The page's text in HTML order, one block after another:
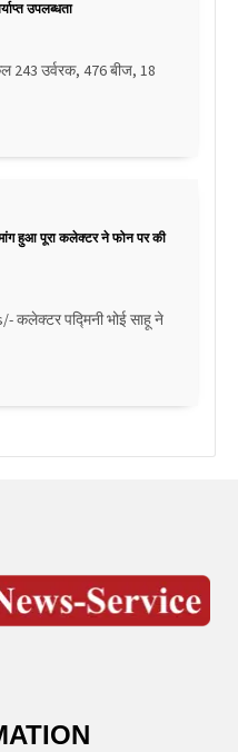
उपलब्धता
243 उर्वरक, 476 बीज, 18
हुआ पूरा कलेक्टर ने फोन पर की
कलेक्टर पद्मिनी भोई साहू ने